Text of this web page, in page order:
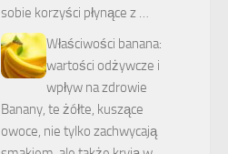
sobie korzyści płynące z …
Właściwości banana:
wartości odżywcze i
wpływ na zdrowie
Banany, te żółte, kuszące
owoce, nie tylko zachwycają